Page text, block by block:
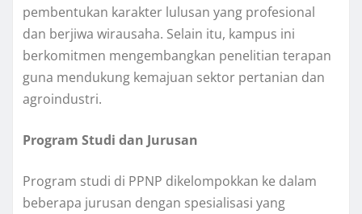
pembentukan karakter lulusan yang profesional
dan berjiwa wirausaha. Selain itu, kampus ini
berkomitmen mengembangkan penelitian terapan
guna mendukung kemajuan sektor pertanian dan
agroindustri.
Program Studi dan Jurusan
Program studi di PPNP dikelompokkan ke dalam
beberapa jurusan dengan spesialisasi yang